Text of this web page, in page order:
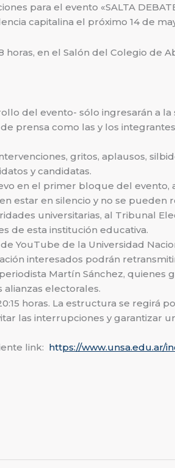
para el evento «SALTA
capitalina el próximo 14 de
en el Salón del Colegio de
del evento- sólo ingresarán a
prensa como las y los
gritos, aplausos,
y candidatas.
en el primer bloque del evento,
estar en silencio y no se pueden
universitarias, al Tribunal
de esta institución educativa.
YouTube de la Universidad
interesados podrán
Martín Sánchez, quienes
electorales.
horas. La estructura se
las interrupciones y garantizar
link: https://www.unsa.edu.ar/